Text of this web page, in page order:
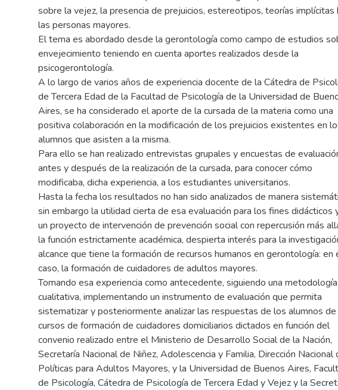
sobre la vejez, la presencia de prejuicios, estereotipos, teorías implícitas
las personas mayores.
El tema es abordado desde la gerontología como campo de estudios
envejecimiento teniendo en cuenta aportes realizados desde la
psicogerontología.
A lo largo de varios años de experiencia docente de la Cátedra de
de Tercera Edad de la Facultad de Psicología de la Universidad de
Aires, se ha considerado el aporte de la cursada de la materia como una
positiva colaboración en la modificación de los prejuicios existentes en
alumnos que asisten a la misma.
Para ello se han realizado entrevistas grupales y encuestas de
antes y después de la realización de la cursada, para conocer cómo
modificaba, dicha experiencia, a los estudiantes universitarios.
Hasta la fecha los resultados no han sido analizados de manera
sin embargo la utilidad cierta de esa evaluación para los fines didácticos
un proyecto de intervención de prevención social con repercusión más
la función estrictamente académica, despierta interés para la
alcance que tiene la formación de recursos humanos en gerontología: en
caso, la formación de cuidadores de adultos mayores.
Tomando esa experiencia como antecedente, siguiendo una metodología
cualitativa, implementando un instrumento de evaluación que permita
sistematizar y posteriormente analizar las respuestas de los alumnos
cursos de formación de cuidadores domiciliarios dictados en función del
convenio realizado entre el Ministerio de Desarrollo Social de la Nación,
Secretaría Nacional de Niñez, Adolescencia y Familia, Dirección Nacional
Políticas para Adultos Mayores, y la Universidad de Buenos Aires,
de Psicología, Cátedra de Psicología de Tercera Edad y Vejez y la